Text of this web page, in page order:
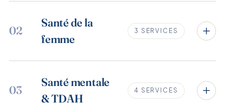
Consultation en Personne
RÉSERVER
RÉSERVER
02
Santé de la
femme
3 SERVICES
Consultation en santé féminine
RÉSERVER
03
Santé mentale
& TDAH
4 SERVICES